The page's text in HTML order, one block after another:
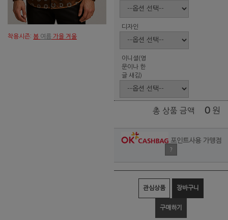
착용시즌: 봄 여름 가을 겨울
디자인
이니셜(영
문이나 한
글 새김)
총 상품 금액 0 원
포인트사용 가맹점
?
관심상품 장바구니
구매하기